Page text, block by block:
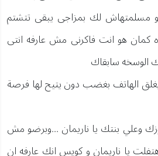
مسلمتهاش لك بمزاجى يبقى تتشتم
هو انت فاكرنى مش عارفه انتى
الوسخه سابقاك
الهاتف بغضب دون يتيح لها فرصة
وعلي بنتك يا ناريمان ...وبرضو مش
يا ناريمان و كويس انك عارفه ان